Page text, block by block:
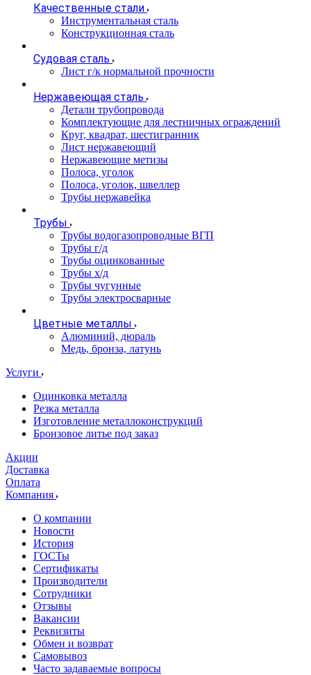
Качественные стали
Инструментальная сталь
Конструкционная сталь
Судовая сталь
Лист г/к нормальной прочности
Нержавеющая сталь
Детали трубопровода
Комплектующие для лестничных ограждений
Круг, квадрат, шестигранник
Лист нержавеющий
Нержавеющие метизы
Полоса, уголок
Полоса, уголок, швеллер
Трубы нержавейка
Трубы
Трубы водогазопроводные ВГП
Трубы г/д
Трубы оцинкованные
Трубы х/д
Трубы чугунные
Трубы электросварные
Цветные металлы
Алюминий, дюраль
Медь, бронза, латунь
Услуги
Оцинковка металла
Резка металла
Изготовление металлоконструкций
Бронзовое литье под заказ
Акции
Доставка
Оплата
Компания
О компании
Новости
История
ГОСТы
Сертификаты
Производители
Сотрудники
Отзывы
Вакансии
Реквизиты
Обмен и возврат
Самовывоз
Часто задаваемые вопросы